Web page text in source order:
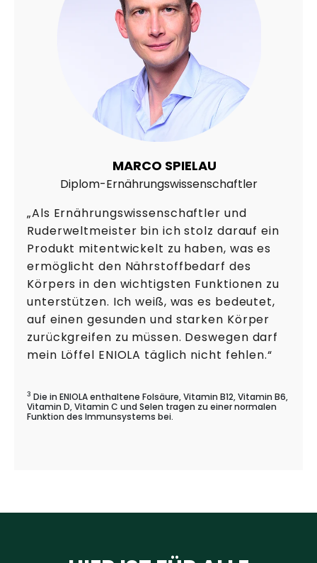
MARCO SPIELAU
Diplom-Ernährungswissenschaftler
„Als Ernährungswissenschaftler und
Ruderweltmeister bin ich stolz darauf ein
Produkt mitentwickelt zu haben, was es
ermöglicht den Nährstoffbedarf des
Körpers in den wichtigsten Funktionen zu
unterstützen. Ich weiß, was es bedeutet,
auf einen gesunden und starken Körper
zurückgreifen zu müssen. Deswegen darf
mein Löffel ENIOLA täglich nicht fehlen.“
3 Die in ENIOLA enthaltene Folsäure, Vitamin B12, Vitamin B6,
Vitamin D, Vitamin C und Selen tragen zu einer normalen
Funktion des Immunsystems bei.